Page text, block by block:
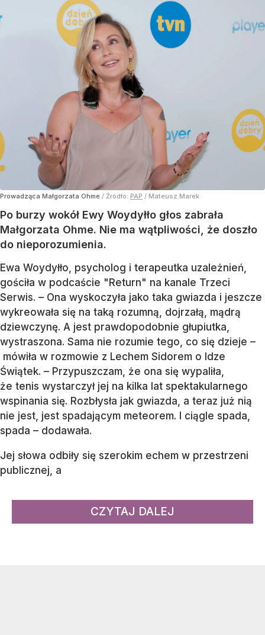
Prowadząca Małgorzata Ohme / Źródło: PAP / Mateusz Marek
Po burzy wokół Ewy Woydyłło głos zabrała
Małgorzata Ohme. Nie ma wątpliwości, że doszło
do nieporozumienia.
Ewa Woydyłło, psycholog i terapeutka uzależnień,
gościła w podcaście "Return" na kanale Trzeci
Serwis. – Ona wyskoczyła jako taka gwiazda i jeszcze
wykreowała się na taką rozumną, dojrzałą, mądrą
dziewczynę. A jest prawdopodobnie głupiutka,
wystraszona. Sama nie rozumie tego, co się dzieje –
mówiła w rozmowie z Lechem Sidorem o Idze
Świątek. – Przypuszczam, że ona się wypaliła,
że tenis wystarczył jej na kilka lat spektakularnego
wspinania się. Rozbłysła jak gwiazda, a teraz już nią
nie jest, jest spadającym meteorem. I ciągle spada,
spada – dodawała.
Jej słowa odbiły się szerokim echem w przestrzeni
publicznej, a
CZYTAJ DALEJ